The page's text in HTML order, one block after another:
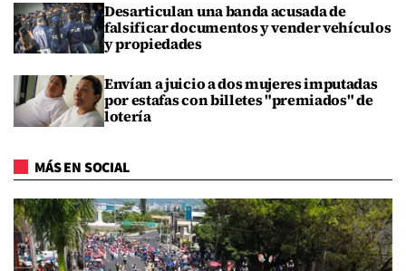
Desarticulan una banda acusada de
falsificar documentos y vender vehículos
y propiedades
Envían a juicio a dos mujeres imputadas
por estafas con billetes "premiados" de
lotería
MÁS EN SOCIAL